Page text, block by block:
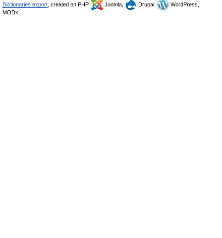
Dictionaries export , created on PHP, Joomla, Drupal,
WordPress,
MODx.